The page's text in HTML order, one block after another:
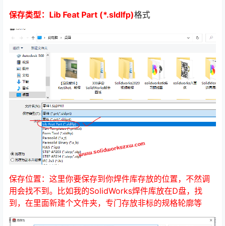
保存类型：Lib Feat Part (*.sldlfp)格式
保存位置：这里你要保存到你焊件库存放的位置，不然调
用会找不到。比如我的SolidWorks焊件库放在D盘，找
到，在里面新建个文件夹，专门存放非标的规格轮廓等